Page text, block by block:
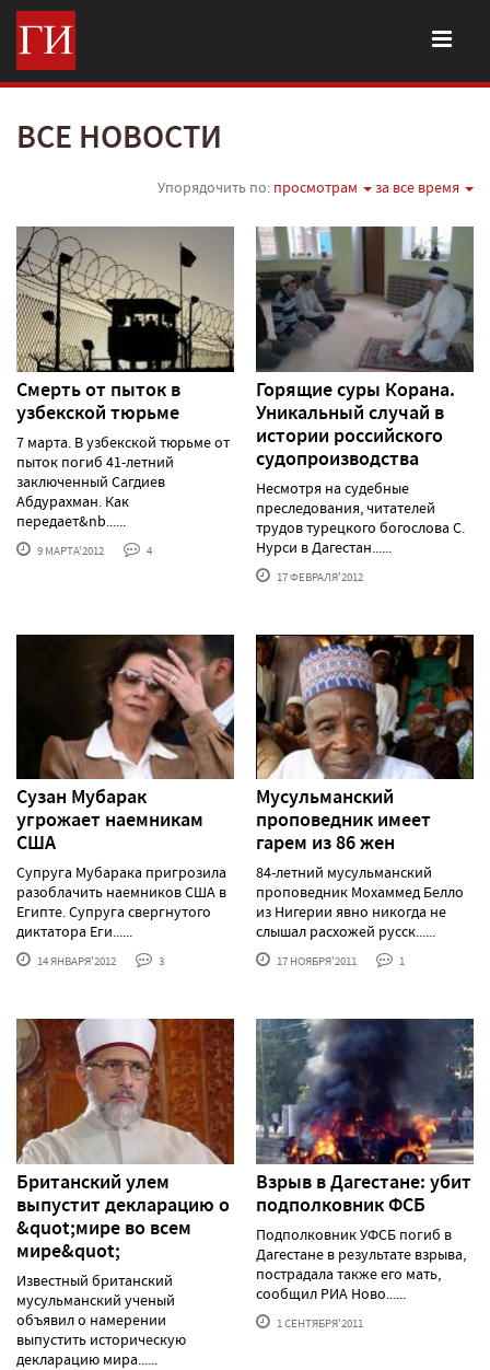
ВСЕ НОВОСТИ
Упорядочить по: просмотрам за все время
Смерть от пыток в
узбекской тюрьме
7 марта. В узбекской тюрьме от
пыток погиб 41-летний
заключенный Сагдиев
Абдурахман. Как
передает&nb......
9 МАРТА'2012 4
Горящие суры Корана.
Уникальный случай в
истории российского
судопроизводства
Несмотря на судебные
преследования, читателей
трудов турецкого богослова С.
Нурси в Дагестан......
17 ФЕВРАЛЯ'2012
Сузан Мубарак
угрожает наемникам
США
Супруга Мубарака пригрозила
разоблачить наемников США в
Египте. Супруга свергнутого
диктатора Еги......
14 ЯНВАРЯ'2012 3
Мусульманский
проповедник имеет
гарем из 86 жен
84-летний мусульманский
проповедник Мохаммед Белло
из Нигерии явно никогда не
слышал расхожей русск......
17 НОЯБРЯ'2011 1
Британский улем
выпустит декларацию о
&quot;мире во всем
мире&quot;
Известный британский
мусульманский ученый
объявил о намерении
выпустить историческую
декларацию мира......
Взрыв в Дагестане: убит
подполковник ФСБ
Подполковник УФСБ погиб в
Дагестане в результате взрыва,
пострадала также его мать,
сообщил РИА Ново......
1 СЕНТЯБРЯ'2011